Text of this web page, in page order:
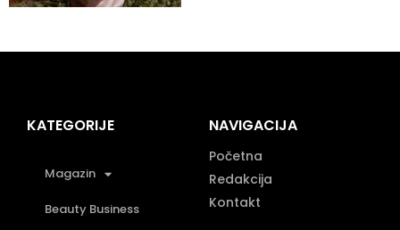
KATEGORIJE
Magazin
Beauty Business
NAVIGACIJA
Početna
Redakcija
Kontakt